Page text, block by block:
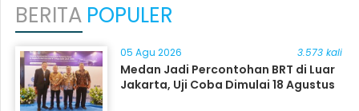
BERITA POPULER
05 Agu 2026 3.573 kali
Medan Jadi Percontohan BRT di Luar
Jakarta, Uji Coba Dimulai 18 Agustus